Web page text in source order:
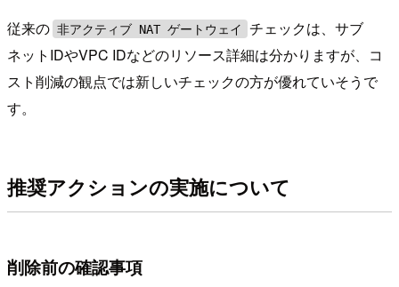
従来の 非アクティブ NAT ゲートウェイ
チェックは、サブ
ネットIDやVPC IDなどのリソース詳細は分かりますが、コ
スト削減の観点では新しいチェックの方が優れていそうで
す。
推奨アクションの実施について
削除前の確認事項